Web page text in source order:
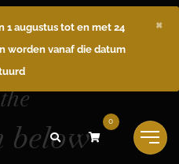
1 augustus tot en met 24
worden vanaf die datum
×
0
below